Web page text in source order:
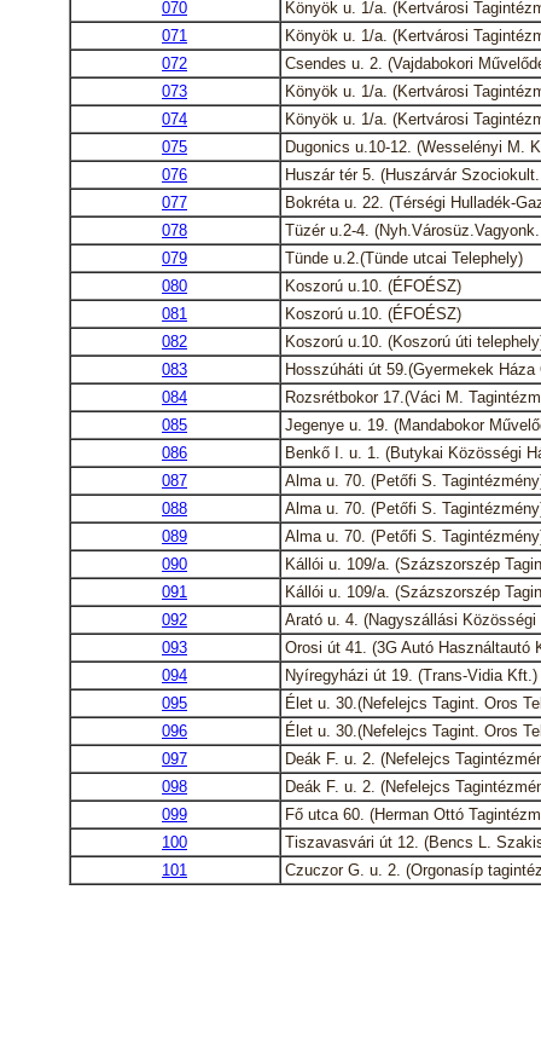
070
Könyök u. 1/a. (Kertvárosi
071
Könyök u. 1/a. (Kertvárosi
072
Csendes u. 2. (Vajdabokori
073
Könyök u. 1/a. (Kertvárosi
074
Könyök u. 1/a. (Kertvárosi
075
Dugonics u.10-12. (Wesselényi M.
076
Huszár tér 5. (Huszárvár
077
Bokréta u. 22. (Térségi Hulladék-
078
Tüzér u.2-4.
079
Tünde u.2.(Tünde utcai Telephely)
080
Koszorú u.10. (ÉFOÉSZ)
081
Koszorú u.10. (ÉFOÉSZ)
082
Koszorú u.10. (Koszorú úti
083
Hosszúháti út 59.(Gyermekek
084
Rozsrétbokor 17.(Váci M.
085
Jegenye u. 19. (Mandabokor
086
Benkő I. u. 1. (Butykai Közösségi
087
Alma u. 70. (Petőfi S.
088
Alma u. 70. (Petőfi S.
089
Alma u. 70. (Petőfi S.
090
Kállói u. 109/a. (Százszorszép
091
Kállói u. 109/a. (Százszorszép
092
Arató u. 4. (Nagyszállási Közösségi
093
Orosi út 41. (3G Autó Használtautó
094
Nyíregyházi út 19. (Trans-Vidia Kft.)
095
Élet u. 30.(Nefelejcs Tagint. Oros
096
Élet u. 30.(Nefelejcs Tagint. Oros
097
Deák F. u. 2. (Nefelejcs
098
Deák F. u. 2. (Nefelejcs
099
Fő utca 60. (Herman Ottó
100
Tiszavasvári út 12. (Bencs L.
101
Czuczor G. u. 2. (Orgonasíp